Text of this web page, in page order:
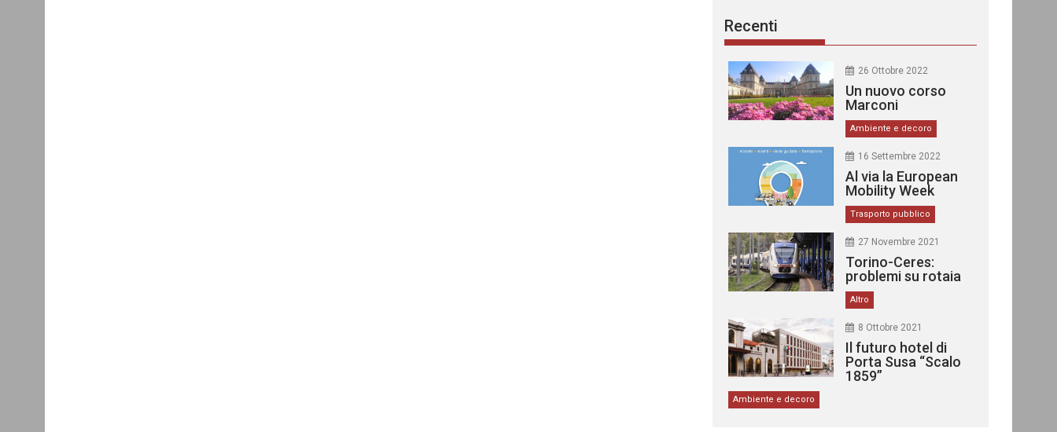
Recenti
26 Ottobre 2022
Un nuovo corso
Marconi
Ambiente e decoro
16 Settembre 2022
Al via la European
Mobility Week
Trasporto pubblico
27 Novembre 2021
Torino-Ceres:
problemi su rotaia
Altro
8 Ottobre 2021
Il futuro hotel di
Porta Susa “Scalo
1859”
Ambiente e decoro